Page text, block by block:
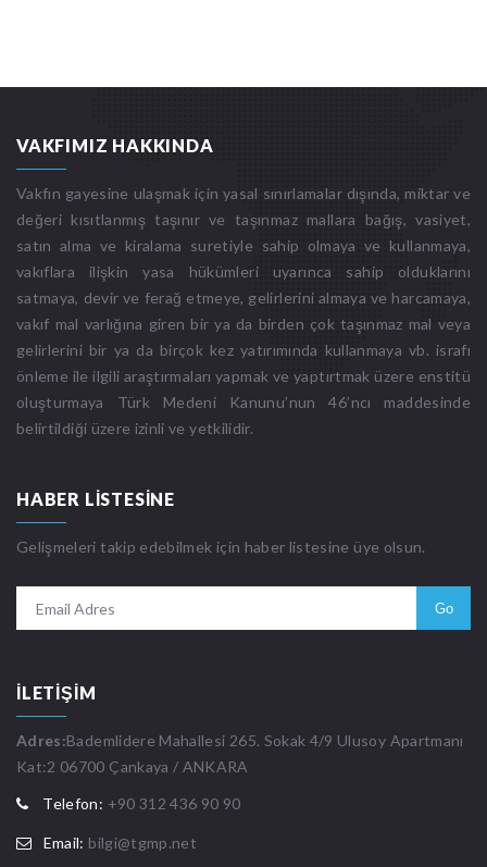
VAKFIMIZ HAKKINDA
Vakfın gayesine ulaşmak için yasal sınırlamalar dışında, miktar ve
değeri kısıtlanmış taşınır ve taşınmaz mallara bağış, vasiyet,
satın alma ve kiralama suretiyle sahip olmaya ve kullanmaya,
vakıflara ilişkin yasa hükümleri uyarınca sahip olduklarını
satmaya, devir ve ferağ etmeye, gelirlerini almaya ve harcamaya,
vakıf mal varlığına giren bir ya da birden çok taşınmaz mal veya
gelirlerini bir ya da birçok kez yatırımında kullanmaya vb. israfı
önleme ile ilgili araştırmaları yapmak ve yaptırtmak üzere enstitü
oluşturmaya Türk Medeni Kanunu’nun 46’ncı maddesinde
belirtildiği üzere izinli ve yetkilidir.
HABER LISTESINE
Gelişmeleri takip edebilmek için haber listesine üye olsun.
İLETIŞIM
Adres:Bademlidere Mahallesi 265. Sokak 4/9 Ulusoy Apartmanı
Kat:2 06700 Çankaya / ANKARA
Telefon: +90 312 436 90 90
Email: bilgi@tgmp.net